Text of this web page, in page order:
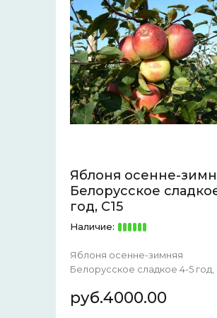
Яблоня осенне-
Белорусское
год, С15
Наличие:
Яблоня осенне-зимняя
Белорусское сладкое 4-5 год,
руб.4000.00